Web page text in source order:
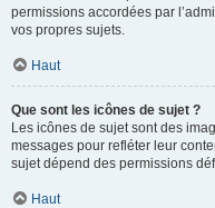
permissions accordées par
vos propres sujets.
Haut
Que sont les icônes de sujet ?
Les icônes de sujet sont des
messages pour refléter leur
sujet dépend des permissions
Haut